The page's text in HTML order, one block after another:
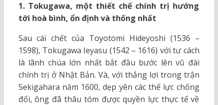
1. Tokugawa, một thiết chế chính trị hướng
tới hoà bình, ổn định và thống nhất
Sau cái chết của Toyotomi Hideyoshi (1536 –
1598), Tokugawa Ieyasu (1542 – 1616) với tư cách
là lãnh chúa lớn nhất bắt đầu bước lên vũ đài
chính trị ở Nhật Bản. Và, với thắng lợi trong trận
Sekigahara năm 1600, dẹp yên các thế lực chống
đối, ông đã thâu tóm được quyền lực thực tế về